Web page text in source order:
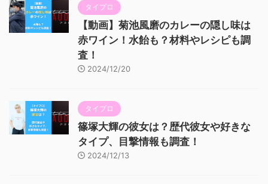
タイプロ
【動画】菊池風磨のカレーの隠し味は
赤ワイン！水飴も？材料やレシピも調
査！
2024/12/20
タイプロ
篠塚大輝の彼女は？歴代彼女や好きな
タイプ、目撃情報も調査！
2024/12/13